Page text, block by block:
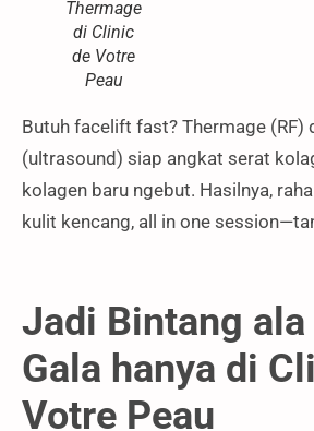
Thermage
di Clinic
de Votre
Peau
Butuh facelift fast? Thermage (RF)
(ultrasound) siap angkat serat
kolagen baru ngebut. Hasilnya,
kulit kencang, all in one
Jadi Bintang
Gala hanya di
Votre Peau